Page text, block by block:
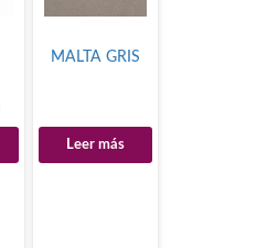
MALTA GRIS
Leer más